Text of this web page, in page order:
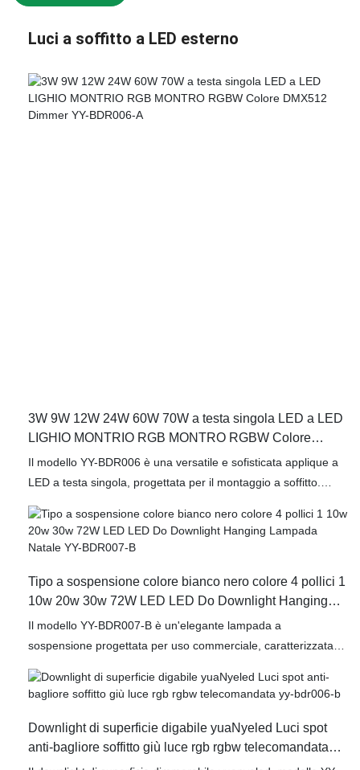
Luci a soffitto a LED esterno
3W 9W 12W 24W 60W 70W a testa singola LED a LED
LIGHIO MONTRIO RGB MONTRO RGBW Colore
DMX512 Dimmer YY-BDR006-A
Il modello YY-BDR006 è una versatile e sofisticata applique a
LED a testa singola, progettata per il montaggio a soffitto.
opzioni di potenza, tra cui 3W, 9W, 12W, 24W, 60W e 70W,
consentendo la personalizzazione per adattarsi a varie
possibilità di regolare il colore, inclusi Bianco, RGB e RGBW,
fornendo un ampio spettro di colori per valorizzare il tuo
spazio.
Tipo a sospensione colore bianco nero colore 4 pollici 1
10w 20w 30w 72W LED LED Do Downlight Hanging
Lampada Natale YY-BDR007-B
Il modello YY-BDR007-B è un'elegante lampada a
sospensione progettata per uso commerciale, caratterizzata
Con un diametro di quattro pollici, questa versatile soluzione di
20W, 30W e 72W, per soddisfare svariate esigenze di
illuminazione. La tecnologia LED garantisce efficienza
energetica e una lunga durata, rendendola la scelta ideale sia
Downlight di superficie digabile yuaNyeled Luci spot
anti-bagliore soffitto giù luce rgb rgbw telecomandata
yy-bdr006-b